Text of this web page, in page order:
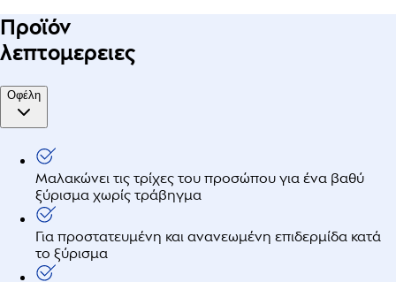
Προϊόν
λεπτομερειες
Οφέλη
Μαλακώνει τις τρίχες του προσώπου για ένα βαθύ
ξύρισμα χωρίς τράβηγμα
Για προστατευμένη και ανανεωμένη επιδερμίδα κατά
το ξύρισμα